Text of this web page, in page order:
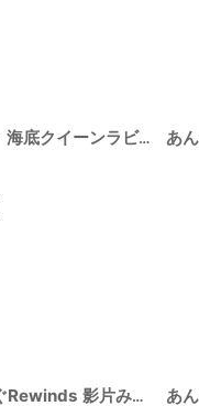
あんさんぶるスターズ！！ Vtuberユニット 海底クイーンラビリンス 迷路まよう コスプレ衣装
[191716]
あんさんぶるスターズ!! 感謝祭◇針先が紡ぐRewinds 影片みか コスプレ衣装